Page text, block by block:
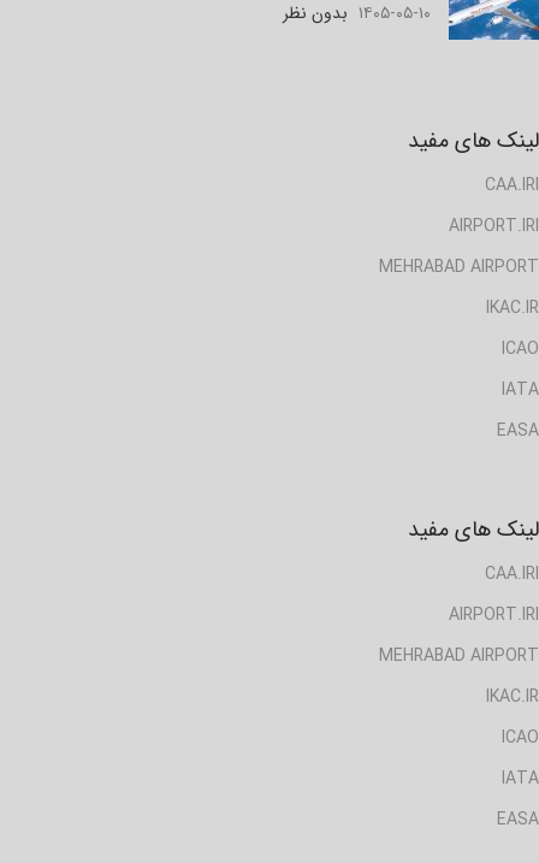
۱۴۰۵-۰۵-۱۰ بدون نظر
لینک های مفید
CAA.IRI
AIRPORT.IRI
MEHRABAD AIRPORT
IKAC.IR
ICAO
IATA
EASA
لینک های مفید
CAA.IRI
AIRPORT.IRI
MEHRABAD AIRPORT
IKAC.IR
ICAO
IATA
EASA